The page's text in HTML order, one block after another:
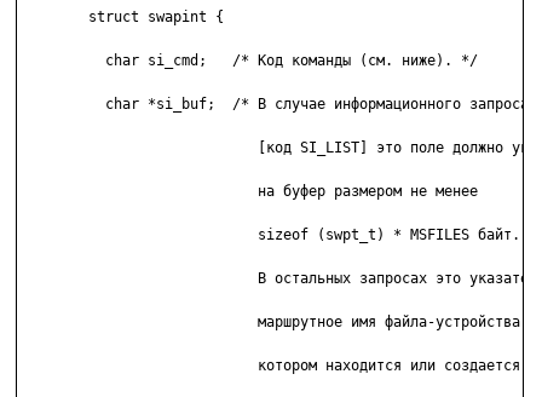
        struct swapint {
          char si_cmd;   /* Код команды (см. ниже). */
          char *si_buf;  /* В случае информационного запроса
[код SI_LIST] это поле должно
                            на буфер размером не менее
                            sizeof (swpt_t) * MSFILES байт.
В остальных запросах это
маршрутное имя файла-устройства,
котором находится или создается